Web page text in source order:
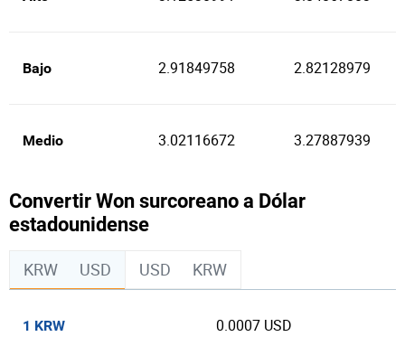
Bajo 2.91849758 2.82128979
Medio 3.02116672 3.27887939
Convertir Won surcoreano a Dólar
estadounidense
KRW USD USD KRW
1 KRW 0.0007 USD